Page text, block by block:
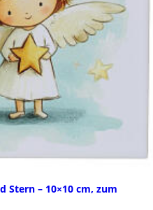
Stern – 10×10 cm, zum